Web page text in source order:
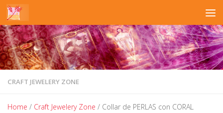
Skip to content
CRAFT JEWELERY ZONE
Home / Craft Jewelery Zone / Collar de PERLAS con CORAL